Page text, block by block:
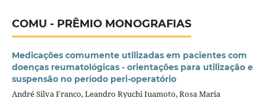
COMU - PRÊMIO MONOGRAFIAS
Medicações comumente utilizadas em pacientes com
doenças reumatológicas - orientações para utilização e
suspensão no período peri-operatório
André Silva Franco, Leandro Ryuchi Iuamoto, Rosa Maria